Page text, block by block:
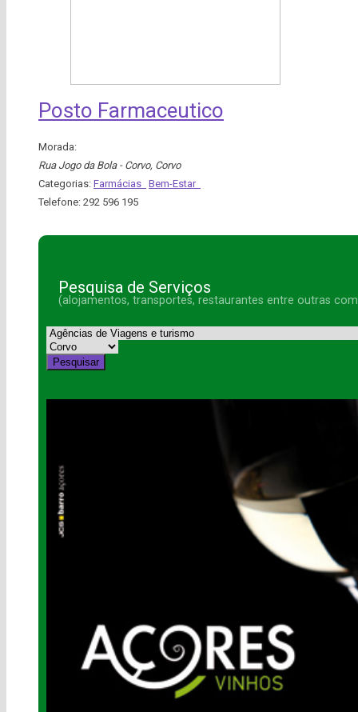
Posto Farmaceutico
Morada:
Rua Jogo da Bola - Corvo, Corvo
Categorias: Farmácias Bem-Estar
Telefone: 292 596 195
Pesquisa de Serviços
(alojamentos, transportes, restaurantes entre outras
Pesquisar